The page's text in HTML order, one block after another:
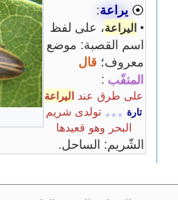
⦿ يراعة:
• اليراعة، على لفظ
اسم القصبة: موضع
معروف؛ قال
المثقّب :
على طرق عند اليراعة
تارة ٭٭٭تولدى شريم
البحر وهو قعيدها
الشّريم: الساحل.